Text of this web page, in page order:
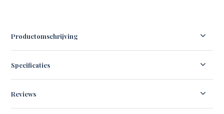
Productomschrijving
Specificaties
Reviews